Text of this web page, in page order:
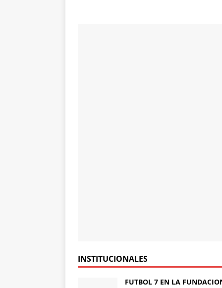
INSTITUCIONALES
FUTBOL 7 EN LA